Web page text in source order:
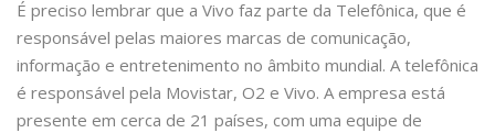
É preciso lembrar que a Vivo faz parte da Telefônica, que é
responsável pelas maiores marcas de comunicação,
informação e entretenimento no âmbito mundial. A telefônica
é responsável pela Movistar, O2 e Vivo. A empresa está
presente em cerca de 21 países, com uma equipe de